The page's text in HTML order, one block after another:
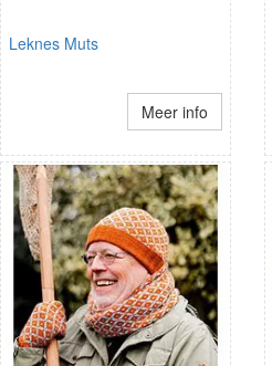
Leknes Muts
Meer info